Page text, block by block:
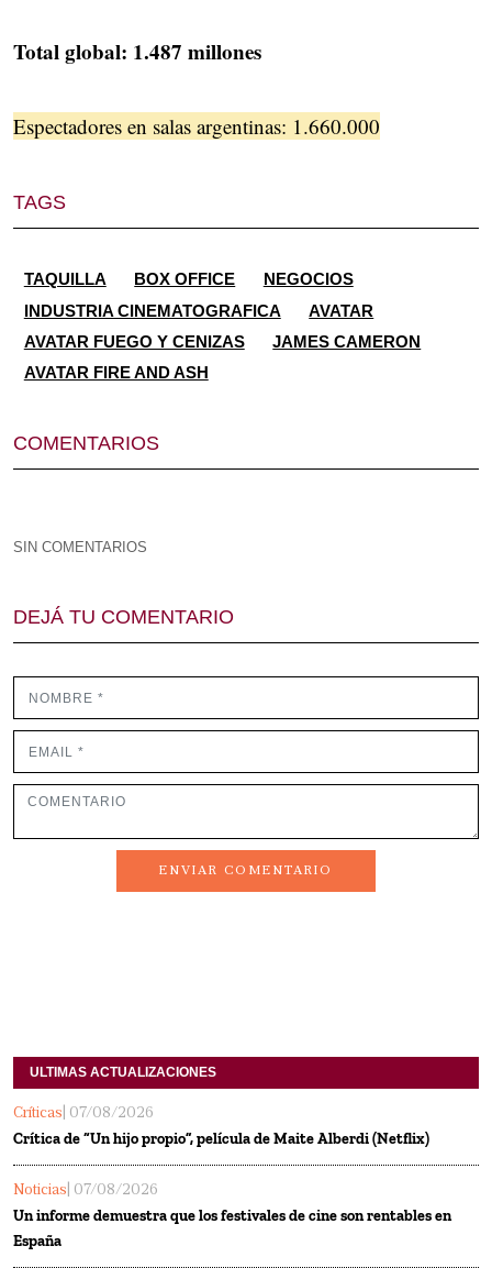
Total global: 1.487 millones
Espectadores en salas argentinas: 1.660.000
TAGS
TAQUILLA BOX OFFICE
NEGOCIOS
INDUSTRIA CINEMATOGRAFICA
AVATAR
AVATAR FUEGO Y CENIZAS
JAMES CAMERON
AVATAR FIRE AND ASH
COMENTARIOS
SIN COMENTARIOS
DEJÁ TU COMENTARIO
ENVIAR COMENTARIO
ULTIMAS ACTUALIZACIONES
Críticas | 07/08/2026
Crítica de “Un hijo propio”, película de Maite Alberdi (Netflix)
Noticias | 07/08/2026
Un informe demuestra que los festivales de cine son rentables en
España